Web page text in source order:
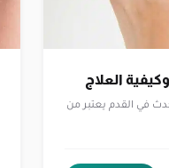
العلاج
في القدم يعتبر من